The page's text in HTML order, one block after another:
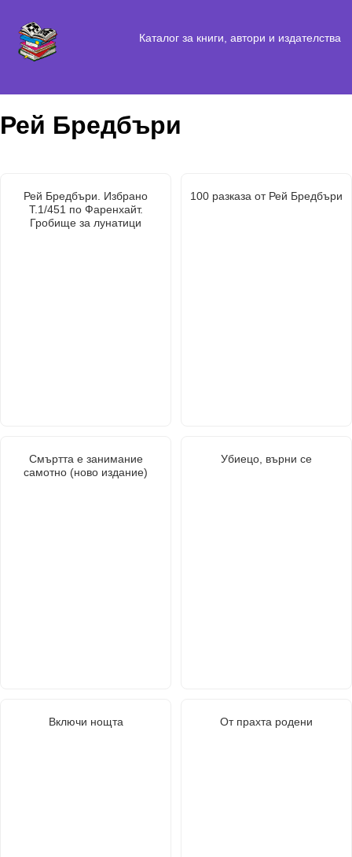
Каталог за книги, автори и издателства
Рей Бредбъри
Рей Бредбъри. Избрано
Т.1/451 по Фаренхайт.
Гробище за лунатици
100 разказа от Рей Бредбъри
Смъртта е занимание
самотно (ново издание)
Убиецо, върни се
Включи нощта От прахта родени